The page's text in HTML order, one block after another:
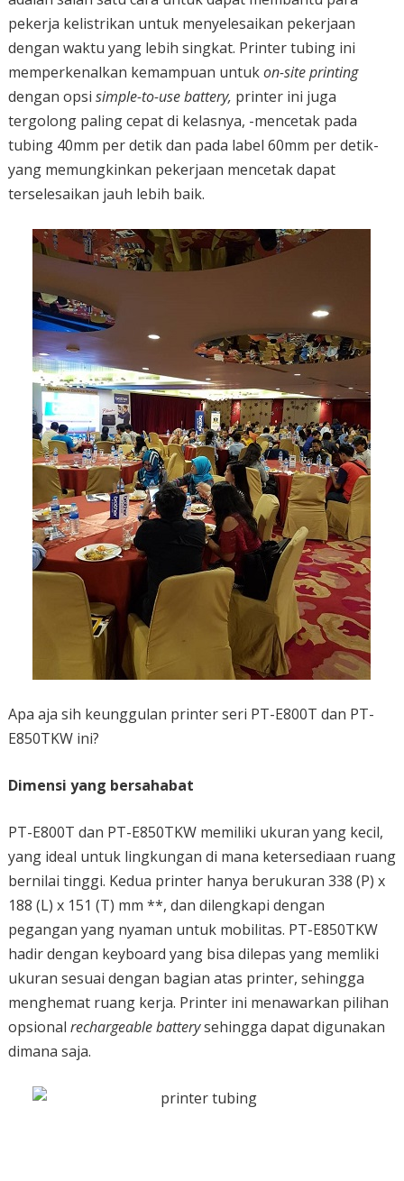
pekerja kelistrikan untuk menyelesaikan pekerjaan
dengan waktu yang lebih singkat. Printer tubing ini
memperkenalkan kemampuan untukon-site printing
dengan opsi simple-to-usebattery, printer ini juga
tergolong paling cepat di kelasnya, -mencetak pada
tubing 40mm per detik dan pada label 60mm per detik-
yang memungkinkan pekerjaan mencetak dapat
terselesaikan jauh lebih baik.
Apa aja sih keunggulan printer seri PT-E800T dan PT-
E850TKW ini?
Dimensi yang bersahabat
PT-E800T dan PT-E850TKW memiliki ukuran yang kecil,
yang ideal untuk lingkungan di mana ketersediaan ruang
bernilai tinggi. Kedua printer hanya berukuran 338 (P) x
188 (L) x 151 (T) mm **, dan dilengkapi dengan
pegangan yang nyaman untuk mobilitas. PT-E850TKW
hadir dengan keyboard yang bisa dilepas yang memliki
ukuran sesuai dengan bagian atas printer, sehingga
menghemat ruang kerja. Printer ini menawarkan pilihan
opsional rechargeable batterysehingga dapat digunakan
dimana saja.